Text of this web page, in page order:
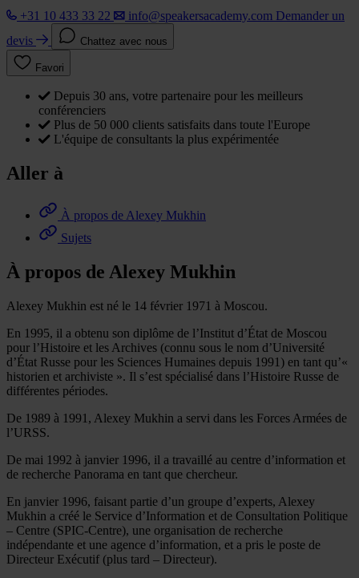
+31 10 433 33 22 info@speakersacademy.com Demander un
devis
Chattez avec nous
Favori
Depuis 30 ans, votre partenaire pour les meilleurs
conférenciers
Plus de 50 000 clients satisfaits dans toute l'Europe
L'équipe de consultants la plus expérimentée
Aller à
À propos de Alexey Mukhin
Sujets
À propos de Alexey Mukhin
Alexey Mukhin est né le 14 février 1971 à Moscou.
En 1995, il a obtenu son diplôme de l’Institut d’État de Moscou
pour l’Histoire et les Archives (connu sous le nom d’Université
d’État Russe pour les Sciences Humaines depuis 1991) en tant qu’«
historien et archiviste ». Il s’est spécialisé dans l’Histoire Russe de
différentes périodes.
De 1989 à 1991, Alexey Mukhin a servi dans les Forces Armées de
l’URSS.
De mai 1992 à janvier 1996, il a travaillé au centre d’information et
de recherche Panorama en tant que chercheur.
En janvier 1996, faisant partie d’un groupe d’experts, Alexey
Mukhin a créé le Service d’Information et de Consultation Politique
– Centre (SPIC-Centre), une organisation de recherche
indépendante et une agence d’information, et a pris le poste de
Directeur Exécutif (plus tard – Directeur).